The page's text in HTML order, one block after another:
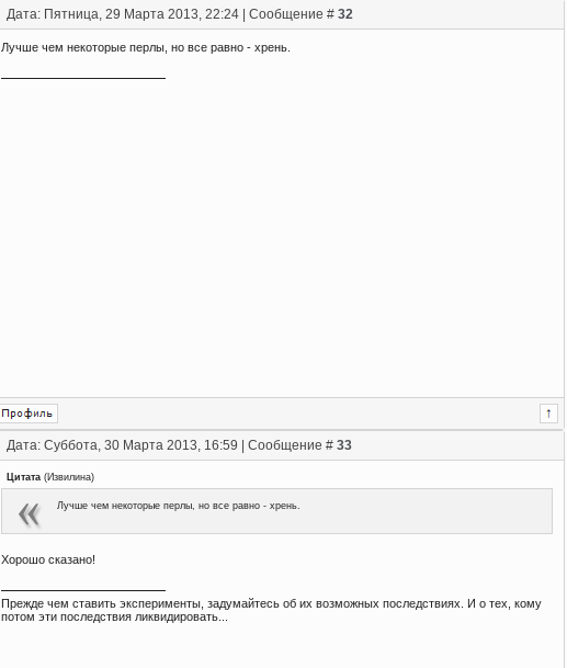
Дата: Пятница, 29 Марта 2013, 22:24 | Сообщение # 32
Лучше чем некоторые перлы, но все равно - хрень.
Дата: Суббота, 30 Марта 2013, 16:59 | Сообщение # 33
Цитата (Извилина)
Лучше чем некоторые перлы, но все равно - хрень.
Хорошо сказано!
Прежде чем ставить эксперименты, задумайтесь об их возможных последствиях. И о тех, кому
потом эти последствия ликвидировать...